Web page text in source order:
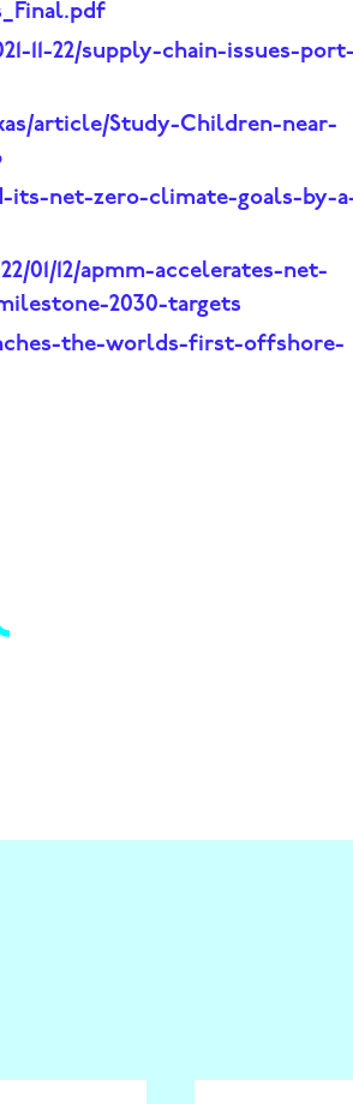
11-22/supply-chain-issues-port-
article/Study-Children-near-
its-net-zero-climate-goals-by-
01/12/apmm-accelerates-net-
2030-targets
the-worlds-first-offshore-